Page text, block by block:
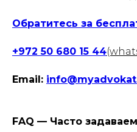
Обратитесь за
+972 50 680 15 44
Email:
FAQ — Часто